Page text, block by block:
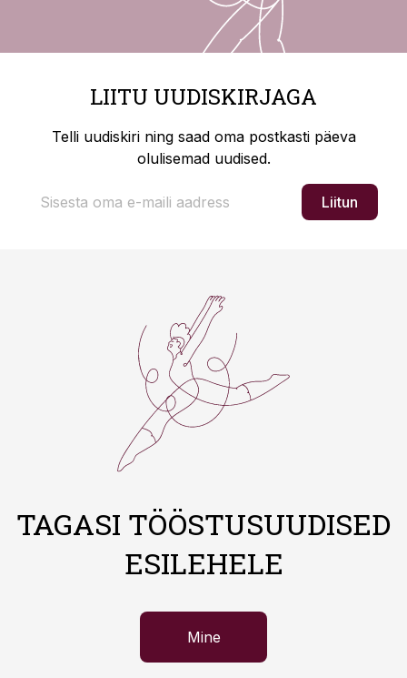
LIITU UUDISKIRJAGA
Telli uudiskiri ning saad oma postkasti päeva
olulisemad uudised.
Liitun
TAGASI TÖÖSTUSUUDISED
ESILEHELE
Mine